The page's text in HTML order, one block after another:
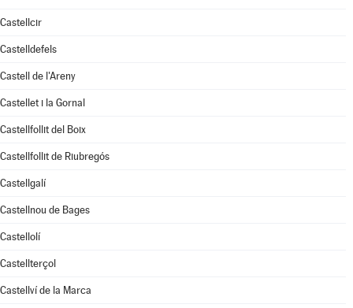
Castellcir
Castelldefels
Castell de l'Areny
Castellet i la Gornal
Castellfollit del Boix
Castellfollit de Riubregós
Castellgalí
Castellnou de Bages
Castellolí
Castellterçol
Castellví de la Marca